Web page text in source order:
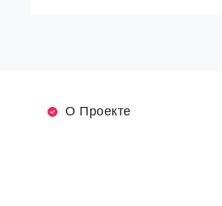
О Проекте